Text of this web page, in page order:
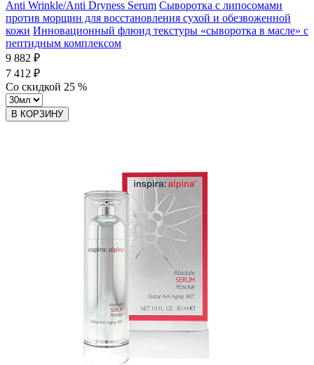
Anti Wrinkle/Anti Dryness Serum Сыворотка с липосомами
против морщин для восстановления сухой и обезвоженной
кожи Инновационный флюид текстуры «сыворотка в масле» с
пептидным комплексом
9 882 ₽
7 412 ₽
Со скидкой 25 %
В КОРЗИНУ